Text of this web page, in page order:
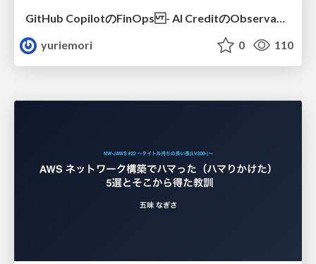
GitHub CopilotのFinOps - AI CreditのObservabilityと価値を生むためのエージェント設計
yuriemori
0 110